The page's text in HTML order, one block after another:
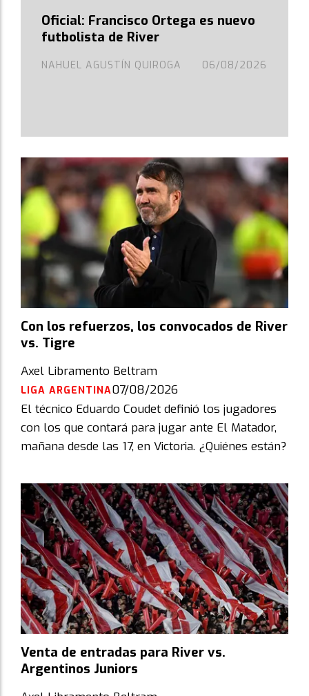
Oficial: Francisco Ortega es nuevo
futbolista de River
NAHUEL AGUSTÍN QUIROGA 06/08/2026
Con los refuerzos, los convocados de River
vs. Tigre
Axel Libramento Beltram
LIGA ARGENTINA07/08/2026
El técnico Eduardo Coudet definió los jugadores
con los que contará para jugar ante El Matador,
mañana desde las 17, en Victoria. ¿Quiénes están?
Venta de entradas para River vs.
Argentinos Juniors